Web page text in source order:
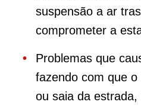
suspensão a ar
comprometer a
Problemas que
fazendo com que
ou saia da